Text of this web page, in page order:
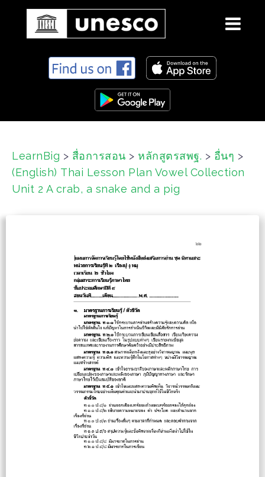
n
LearnBig > สื่อการสอน > หลักสูตรสพฐ. > อื่นๆ >
(English) Thai Lesson Plan Vowel Collection
Unit 2 A crab, a snake and a pig